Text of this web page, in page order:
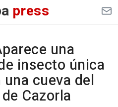
press
una
insecto única
cueva del
Cazorla